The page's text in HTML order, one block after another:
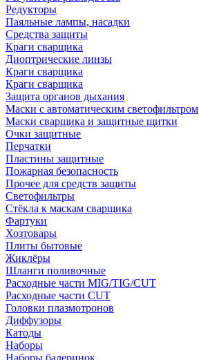
Редукторы
Паяльные лампы, насадки
Средства защиты
Краги сварщика
Диоптрические линзы
Краги сварщика
Краги сварщика
Защита органов дыхания
Маски с автоматическим светофильтром
Маски сварщика и защитные щитки
Очки защитные
Перчатки
Пластины защитные
Пожарная безопасность
Прочее для средств защиты
Светофильтры
Стёкла к маскам сварщика
Фартуки
Хозтовары
Плиты бытовые
Жиклёры
Шланги поливочные
Расходные части MIG/TIG/CUT
Расходные части CUT
Головки плазмотронов
Диффузоры
Катоды
Наборы
Наборы балеринок